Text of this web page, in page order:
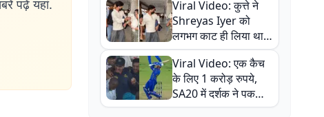
पढ़ें यहां.
Video वायरल
Viral Video: कुत्ते ने
Shreyas Iyer को
लगभग काट ही लिया था,
न्यूजीलैंड सीरीज से पहले
बाल-बाल बचे
Viral Video: एक कैच
के लिए 1 करोड़ रुपये,
SA20 में दर्शक ने पकड़ा
एक हाथ से गजब का कैच